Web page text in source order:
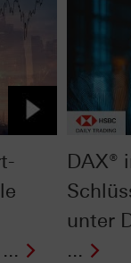
DAX®
unter
...